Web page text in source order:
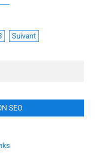
Suivant
SEO